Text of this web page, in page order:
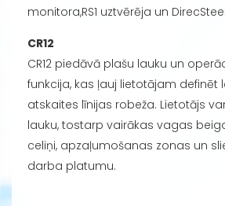
monitora,RS1 uztvērēja un
CR12
CR12 piedāvā plašu lauku un
funkcija, kas ļauj lietotājam definēt
atskaites līnijas robeža. Lietotājs
lauku, tostarp vairākas vagas
celiņi, apzaļumošanas zonas un
darba platumu.